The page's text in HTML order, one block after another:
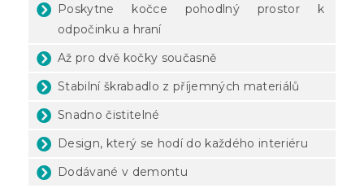
Poskytne kočce pohodlný prostor k
odpočinku a hraní
Až pro dvě kočky současně
Stabilní škrabadlo z příjemných materiálů
Snadno čistitelné
Design, který se hodí do každého interiéru
Dodávané v demontu